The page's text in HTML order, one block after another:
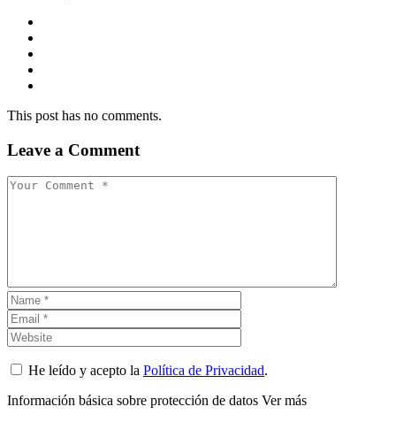
This post has no comments.
Leave a Comment
He leído y acepto la Política de Privacidad.
Información básica sobre protección de datos Ver más